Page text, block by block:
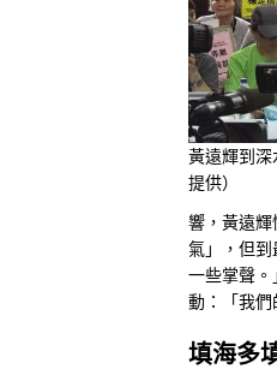
黃遠輝到
提供）
響，黃遠
氣」，但
一些掌聲
動：「我們
填海多